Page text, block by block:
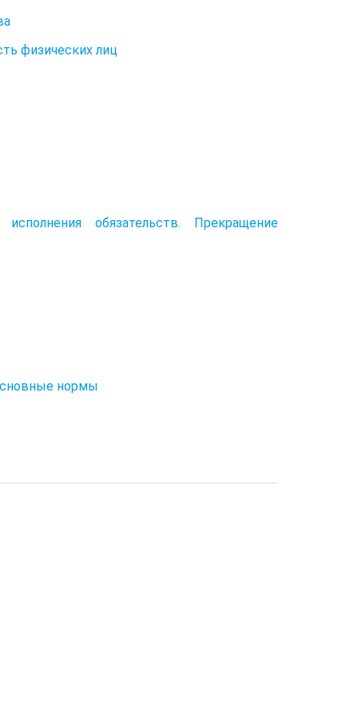
физических лиц
обязательств. Прекращение
нормы